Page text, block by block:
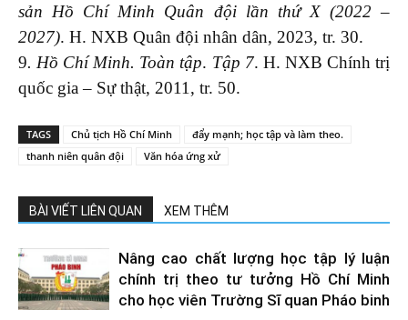
sản Hồ Chí Minh Quân đội lần thứ X (2022 –
2027). H. NXB Quân đội nhân dân, 2023, tr. 30.
9. Hồ Chí Minh. Toàn tập. Tập 7. H. NXB Chính trị
quốc gia – Sự thật, 2011, tr. 50.
TAGS Chủ tịch Hồ Chí Minh
đẩy mạnh; học tập và làm theo.
thanh niên quân đội
Văn hóa ứng xử
BÀI VIẾT LIÊN QUAN XEM THÊM
Nâng cao chất lượng học tập lý luận
chính trị theo tư tưởng Hồ Chí Minh
cho học viên Trường Sĩ quan Pháo binh